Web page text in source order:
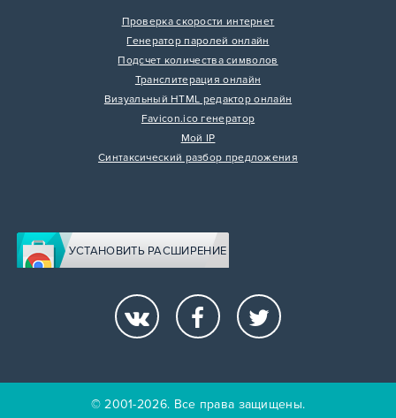
Проверка скорости интернет
Генератор паролей онлайн
Подсчет количества символов
Транслитерация онлайн
Визуальный HTML редактор онлайн
Favicon.ico генератор
Мой IP
Синтаксический разбор предложения
УСТАНОВИТЬ РАСШИРЕНИЕ
© 2001-2026. Все права защищены.